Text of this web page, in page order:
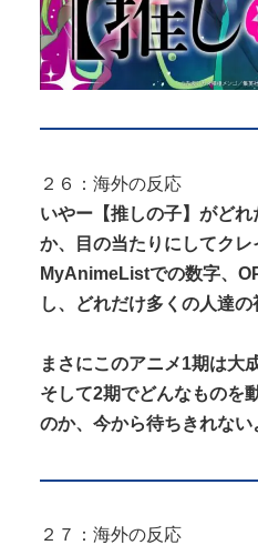
２６：海外の反応
いやー【推しの子】がど
か、目の当たりにしてクレ
MyAnimeListでの数字、
し、どれだけ多くの人達の
まさにこのアニメ1期は大
そして2期でどんなものを
のか、今から待ちきれない
２７：海外の反応